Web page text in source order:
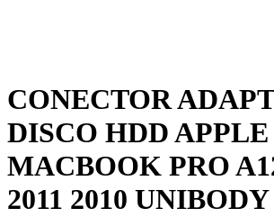
CONECTOR
DISCO HDD APPLE
MACBOOK PRO
2011 2010 UNIBODY